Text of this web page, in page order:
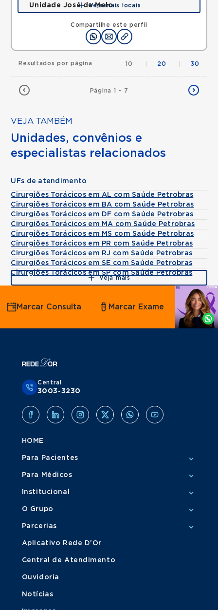
Compartilhe este perfil
Unidade José de Melo
Rua Jose de Melo, Vila Dora, Santo Andre, SP,
09030580 •Mapa
Veja mais locais
Página 1 - 7
Resultados por página 10 20 30
VEJA TAMBÉM
Unidades, convênios e
especialistas relacionados
UFs de atendimento
Cirurgiões Torácicos em AL com Saúde Petrobras
Cirurgiões Torácicos em BA com Saúde Petrobras
Cirurgiões Torácicos em DF com Saúde Petrobras
Cirurgiões Torácicos em MA com Saúde Petrobras
Cirurgiões Torácicos em MS com Saúde Petrobras
Cirurgiões Torácicos em PR com Saúde Petrobras
Cirurgiões Torácicos em RJ com Saúde Petrobras
Cirurgiões Torácicos em SE com Saúde Petrobras
Cirurgiões Torácicos em SP com Saúde Petrobras
Veja mais
Agende
por
Whatsapp
Marcar Consulta Marcar Exame
Central
3003-3230
HOME
Para Pacientes
Para Médicos
Institucional
O Grupo
Parcerias
Aplicativo Rede D'Or
Central de Atendimento
Ouvidoria
Notícias